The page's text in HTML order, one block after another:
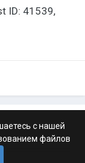
ID: 41539,
с нашей
файлов